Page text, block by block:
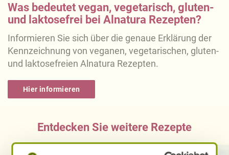
Was bedeutet vegan, vegetarisch, gluten-
und laktosefrei bei Alnatura Rezepten?
Informieren Sie sich über die genaue Erklärung der
Kennzeichnung von veganen, vegetarischen, gluten-
und laktosefreien Alnatura Rezepten.
Hier informieren
Entdecken Sie weitere Rezepte